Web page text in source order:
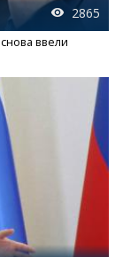
2865
ввели